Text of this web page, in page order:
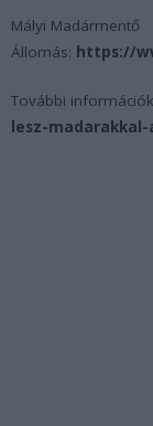
Mályi Madármentő
Állomás: https://
További
lesz-